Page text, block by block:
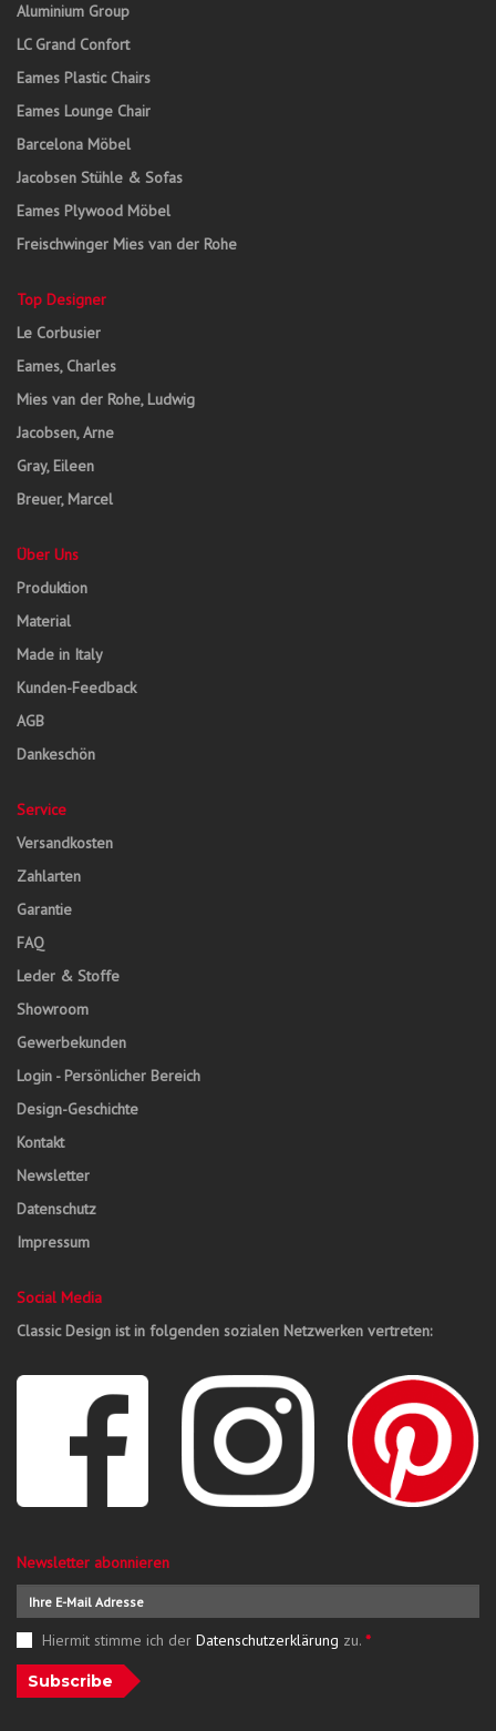
Aluminium Group
LC Grand Confort
Eames Plastic Chairs
Eames Lounge Chair
Barcelona Möbel
Jacobsen Stühle & Sofas
Eames Plywood Möbel
Freischwinger Mies van der Rohe
Top Designer
Le Corbusier
Eames, Charles
Mies van der Rohe, Ludwig
Jacobsen, Arne
Gray, Eileen
Breuer, Marcel
Über Uns
Produktion
Material
Made in Italy
Kunden-Feedback
AGB
Dankeschön
Service
Versandkosten
Zahlarten
Garantie
FAQ
Leder & Stoffe
Showroom
Gewerbekunden
Login - Persönlicher Bereich
Design-Geschichte
Kontakt
Newsletter
Datenschutz
Impressum
Social Media
Classic Design ist in folgenden sozialen Netzwerken vertreten:
Newsletter abonnieren
Hiermit stimme ich der Datenschutzerklärung zu. *
Subscribe